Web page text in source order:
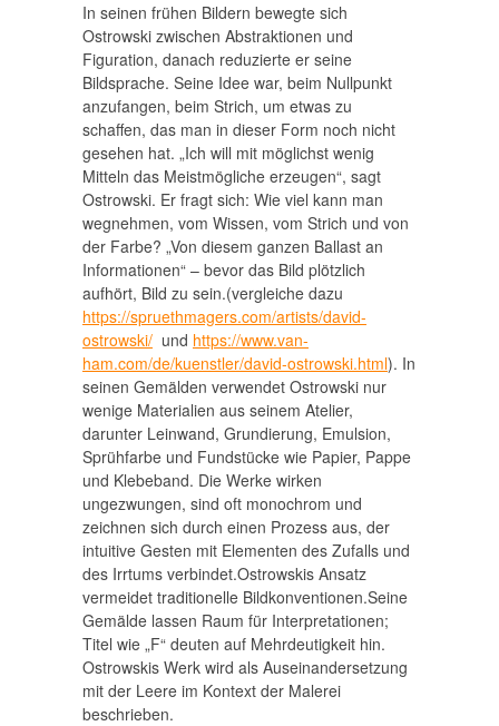
In seinen frühen Bildern bewegte sich
Ostrowski zwischen Abstraktionen und
Figuration, danach reduzierte er seine
Bildsprache. Seine Idee war, beim Nullpunkt
anzufangen, beim Strich, um etwas zu
schaffen, das man in dieser Form noch nicht
gesehen hat. „Ich will mit möglichst wenig
Mitteln das Meistmögliche erzeugen“, sagt
Ostrowski. Er fragt sich: Wie viel kann man
wegnehmen, vom Wissen, vom Strich und von
der Farbe? „Von diesem ganzen Ballast an
Informationen“ – bevor das Bild plötzlich
aufhört, Bild zu sein.(vergleiche dazu
https://spruethmagers.com/artists/david-
ostrowski/ und https://www.van-
ham.com/de/kuenstler/david-ostrowski.html). In
seinen Gemälden verwendet Ostrowski nur
wenige Materialien aus seinem Atelier,
darunter Leinwand, Grundierung, Emulsion,
Sprühfarbe und Fundstücke wie Papier, Pappe
und Klebeband. Die Werke wirken
ungezwungen, sind oft monochrom und
zeichnen sich durch einen Prozess aus, der
intuitive Gesten mit Elementen des Zufalls und
des Irrtums verbindet.Ostrowskis Ansatz
vermeidet traditionelle Bildkonventionen.Seine
Gemälde lassen Raum für Interpretationen;
Titel wie „F“ deuten auf Mehrdeutigkeit hin.
Ostrowskis Werk wird als Auseinandersetzung
mit der Leere im Kontext der Malerei
beschrieben.